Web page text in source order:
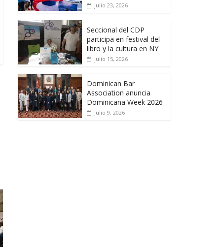
julio 23, 2026
Seccional del CDP
participa en festival del
libro y la cultura en NY
julio 15, 2026
Dominican Bar
Association anuncia
Dominicana Week 2026
julio 9, 2026